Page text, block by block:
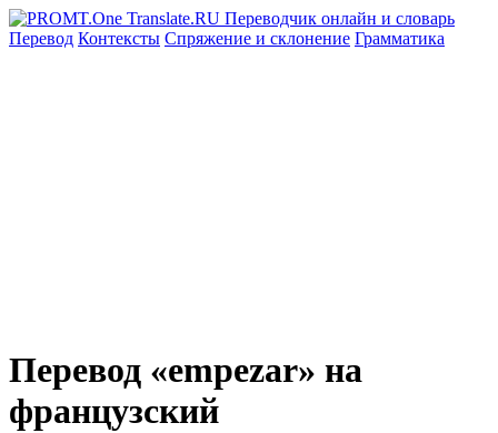
Перевод Контексты Спряжение и склонение Грамматика
Перевод «empezar» на
французский